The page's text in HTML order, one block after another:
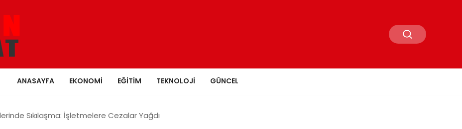
ANASAYFA EKONOMI EĞITIM TEKNOLOJI GÜNCEL
Sıkılaşma: İşletmelere Cezalar Yağdı